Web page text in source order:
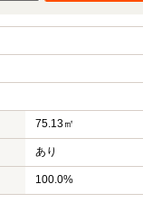
75.13㎡
あり
100.0%